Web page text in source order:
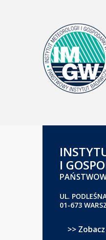
I
UL.
01-673
>>